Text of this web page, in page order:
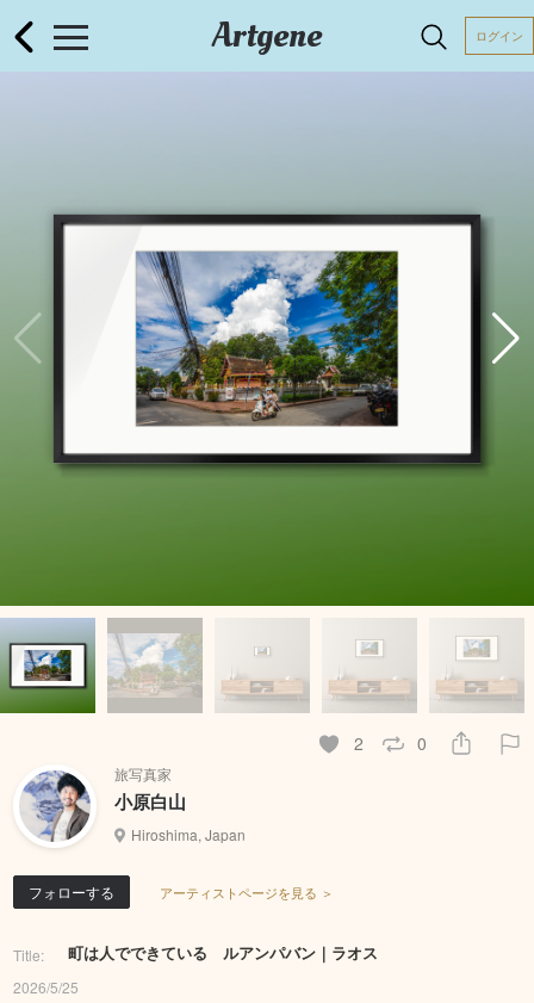
Artgene ログイン
2 0
旅写真家
小原白山
Hiroshima, Japan
フォローする アーティストページを見る ＞
Title: 町は人でできている ルアンパバン｜ラオス
2026/5/25